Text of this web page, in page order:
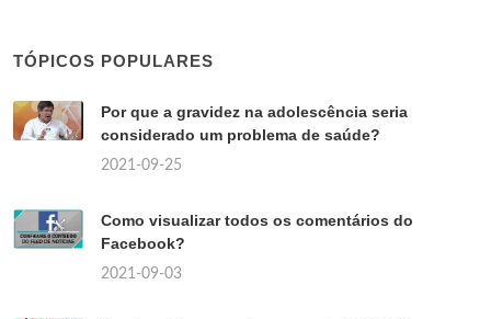
TÓPICOS POPULARES
Por que a gravidez na adolescência seria
considerado um problema de saúde?
2021-09-25
Como visualizar todos os comentários do
Facebook?
2021-09-03